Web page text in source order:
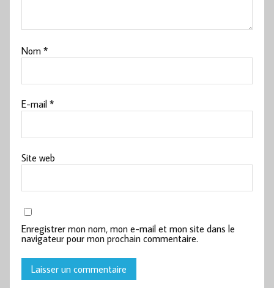
Nom*
E-mail*
Site web
Enregistrer mon nom, mon e-mail et mon site dans le
navigateur pour mon prochain commentaire.